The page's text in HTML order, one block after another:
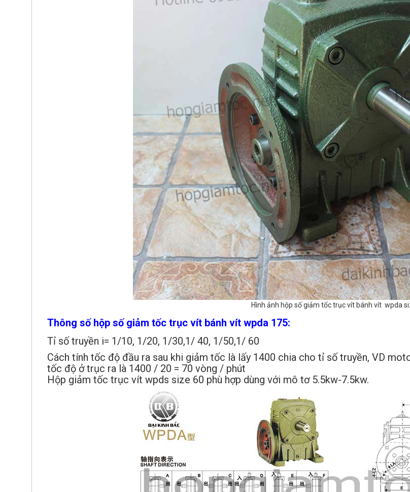
Hình ảnh hộp số giảm tốc trục vít bánh vít wpda
Thông số hộp số giảm tốc trục vít bánh vít wpda 175:
Tỉ số truyền i= 1/10, 1/20, 1/30,1/ 40, 1/50,1/ 60
Cách tính tốc độ đầu ra sau khi giảm tốc là lấy 1400 chia cho tỉ số truyền, VD
tốc độ ở trục ra là 1400 / 20 = 70 vòng / phút
Hộp giảm tốc trục vít wpds size 60 phù hợp dùng với mô tơ 5.5kw-7.5kw.